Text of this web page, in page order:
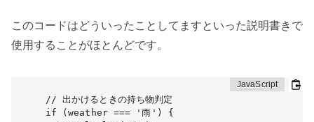
このコードはどういったことしてますといった説明書きで
使用することがほとんどです。
// 出かけるときの持ち物判定
if (weather === '雨') {